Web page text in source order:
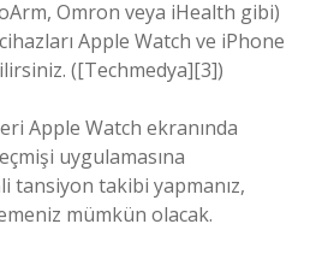
Omron veya iHealth gibi)
Apple Watch ve iPhone
([Techmedya][3])
Apple Watch ekranında
uygulamasına
tansiyon takibi yapmanız,
mümkün olacak.